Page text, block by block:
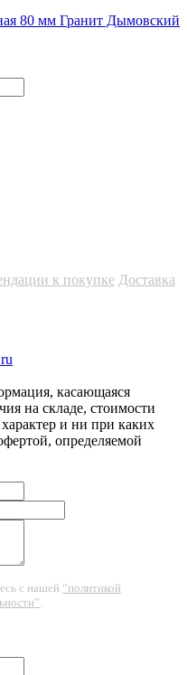
80 мм Гранит Дымовский
к покупке Доставка
касающаяся
на складе, стоимости
и ни при каких
определяемой
с нашей “политикой
.